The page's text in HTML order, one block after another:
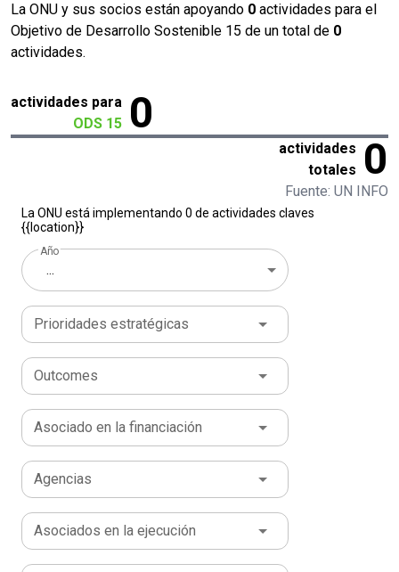
La ONU y sus socios están apoyando 0 actividades para el
Objetivo de Desarrollo Sostenible 15 de un total de 0
actividades.
actividades para
ODS 15 0
actividades
totales 0
Fuente: UN INFO
La ONU está implementando 0 de actividades claves
{{location}}
Año
...
Prioridades estratégicas
Outcomes
Asociado en la financiación
Agencias
Asociados en la ejecución